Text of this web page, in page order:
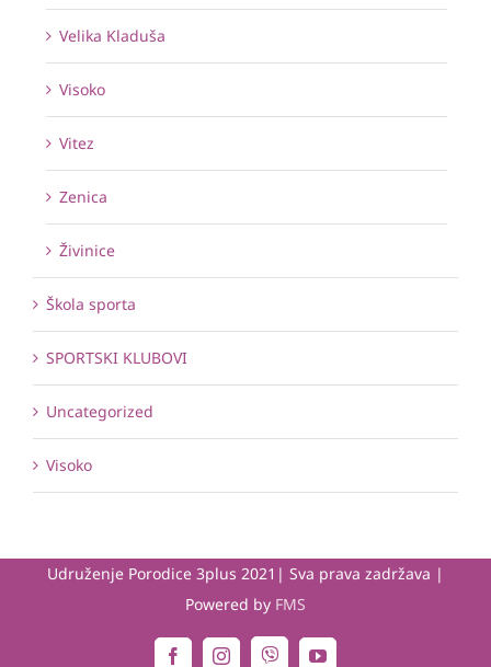
Velika Kladuša
Visoko
Vitez
Zenica
Živinice
Škola sporta
SPORTSKI KLUBOVI
Uncategorized
Visoko
Udruženje Porodice 3plus 2021| Sva prava zadržava |
Powered by FMS
Viber